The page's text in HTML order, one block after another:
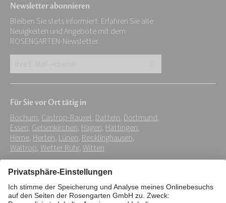
Newsletter abonnieren
Bleiben Sie stets informiert. Erfahren Sie alle
Neuigkeiten und Angebote mit dem
ROSENGARTEN-Newsletter.
Adresse:
*
Für Sie vor Ort tätig in
Bochum,Castrop-Rauxel,Datteln,Dortmund,
Essen,Gelsenkirchen,Hagen,Hattingen,
Herne,Herten,Lünen,Recklinghausen,
Waltrop,Wetter Ruhr,Witten
Impressum Datenschutz
Stiftung